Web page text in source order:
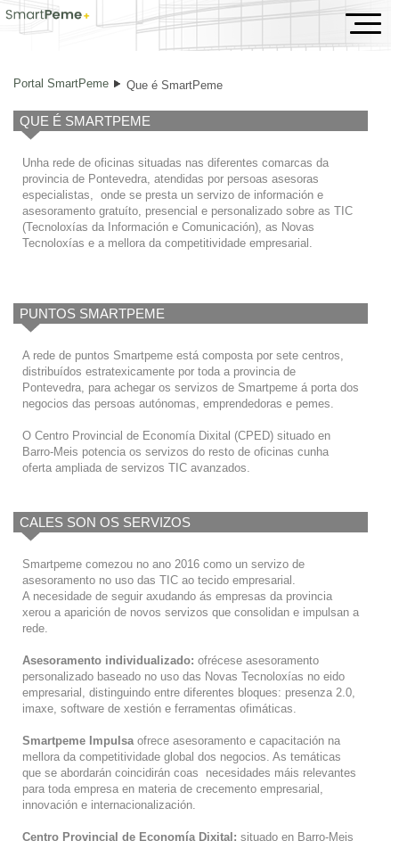
Que é SmartPeme
Portal SmartPeme Que é SmartPeme
QUE É SMARTPEME
Unha rede de oficinas situadas nas diferentes comarcas da
provincia de Pontevedra, atendidas por persoas asesoras
especialistas, onde se presta un servizo de información e
asesoramento gratuíto, presencial e personalizado sobre as TIC
(Tecnoloxías da Información e Comunicación), as Novas
Tecnoloxías e a mellora da competitividade empresarial.
PUNTOS SMARTPEME
A rede de puntos Smartpeme está composta por sete centros,
distribuídos estratexicamente por toda a provincia de
Pontevedra, para achegar os servizos de Smartpeme á porta dos
negocios das persoas autónomas, emprendedoras e pemes.
O Centro Provincial de Economía Dixital (CPED) situado en
Barro-Meis potencia os servizos do resto de oficinas cunha
oferta ampliada de servizos TIC avanzados.
CALES SON OS SERVIZOS
Smartpeme comezou no ano 2016 como un servizo de
asesoramento no uso das TIC ao tecido empresarial.
A necesidade de seguir axudando ás empresas da provincia
xerou a aparición de novos servizos que consolidan e impulsan a
rede.
Asesoramento individualizado: ofrécese asesoramento
personalizado baseado no uso das Novas Tecnoloxías no eido
empresarial, distinguindo entre diferentes bloques: presenza 2.0,
imaxe, software de xestión e ferramentas ofimáticas.
Smartpeme Impulsaofrece asesoramento e capacitación na
mellora da competitividade global dos negocios. As temáticas
que se abordarán coincidirán coas necesidades máis relevantes
para toda empresa en materia de crecemento empresarial,
innovación e internacionalización.
Centro Provincial de Economía Dixital: situado en Barro-Meis